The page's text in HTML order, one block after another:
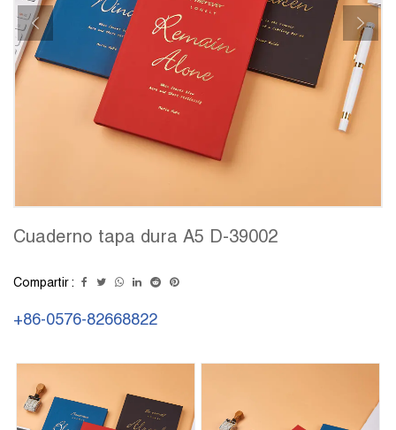
Cuaderno tapa dura A5 D-39002
Compartir :
+86-0576-82668822